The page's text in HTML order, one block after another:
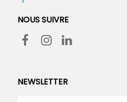
NOUS SUIVRE
NEWSLETTER